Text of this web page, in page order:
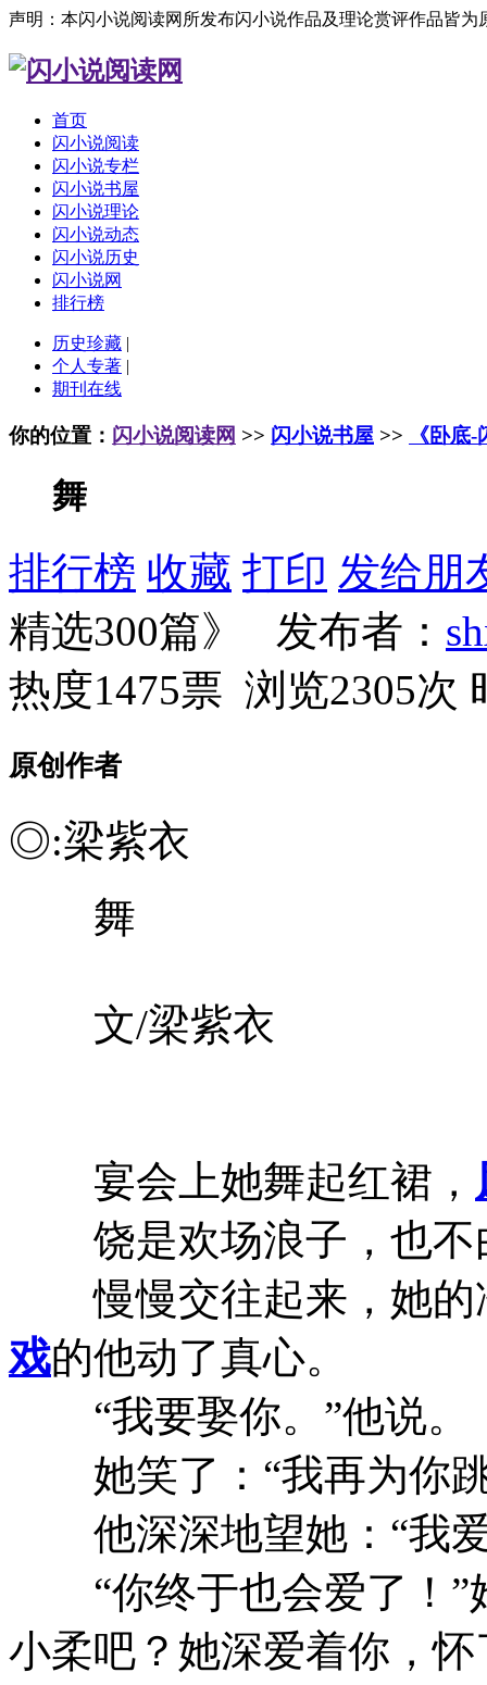
声明：本闪小说阅读网所发布闪小说作品及理论赏评作品皆
首页
闪小说阅读
闪小说专栏
闪小说书屋
闪小说理论
闪小说动态
闪小说历史
闪小说网
排行榜
历史珍藏 |
个人专著 |
期刊在线
你的位置： 闪小说阅读网 >> 闪小说书屋 >> 《卧底
舞
排行榜 收藏 打印 发给朋
精选300篇》 发布者：
热度1475票 浏览2305次
原创作者
◎:梁紫衣
舞
文/梁紫衣
宴会上她舞起红裙，
饶是欢场浪子，也不
慢慢交往起来，她的
戏的他动了真心。
“我要娶你。”他说。
她笑了：“我再为你跳
他深深地望她：“我
“你终于也会爱了！”
小柔吧？她深爱着你，